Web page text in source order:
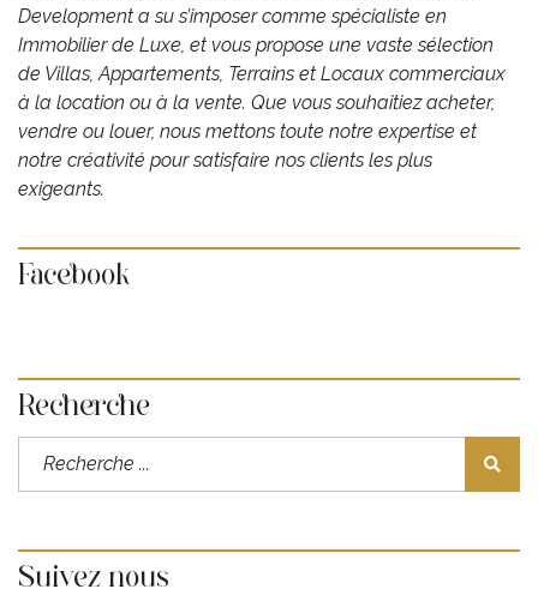
Development ​a su s’imposer comme spécialiste en
Immobilier de Luxe, et vous propose une vaste sélection
de Villas, Appartements, Terrains et Locaux commerciaux
à la location ou à la vente. Que vous souhaitiez acheter,
vendre ou louer, nous mettons toute notre expertise et
notre créativité pour satisfaire nos clients les plus
exigeants.
Facebook
Recherche
Suivez nous